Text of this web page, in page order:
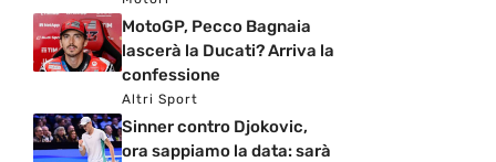
MotoGP, Pecco Bagnaia
lascerà la Ducati? Arriva la
confessione
Altri Sport
Sinner contro Djokovic,
ora sappiamo la data: sarà